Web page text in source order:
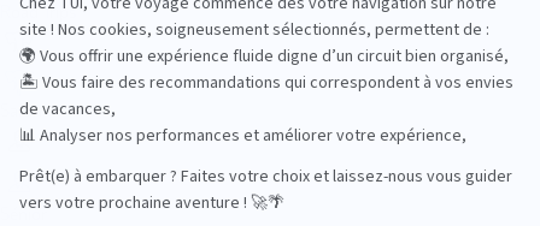
Road Trips
Safari
Sénior